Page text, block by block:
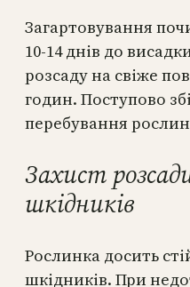
Загартовування
10-14 днів до
розсаду на свіже
годин. Поступово
перебування
Захист
шкідників
Рослинка досить
шкідників. При